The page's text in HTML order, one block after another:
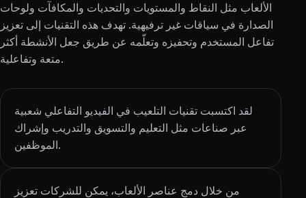
الألعاب مثل النقاط والمستويات والتحديات والمكافآت ولوحات
الصدارة في سياقات غير ترفيهية. تهدف هذه التقنيات إلى تعزيز
تفاعل المستخدم وتحفيزه وتعلّمه عن طريق جعل الأنشطة أكثر
متعة وتفاعلية.
لقد اكتسبت تقنيات التلعيب في الفيديو التفاعلي شعبية
عبر صناعات مثل التعليم والتسويق والتدريب وإشراك
الموظفين.
من خلال دمج عناصر الألعاب، يمكن للشركات تعزيز